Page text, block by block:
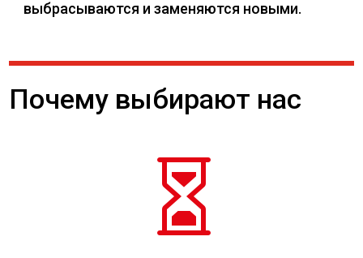
выбрасываются и заменяются новыми.
Почему выбирают нас
